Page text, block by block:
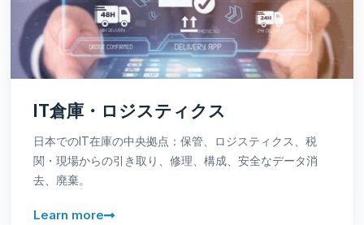
IT倉庫・ロジスティクス
日本でのIT在庫の中央拠点：保管、ロジスティクス、税
関・現場からの引き取り、修理、構成、安全なデータ消
去、廃棄。
Learn more